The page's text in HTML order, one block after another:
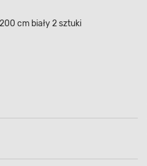
cm biały 2 sztuki